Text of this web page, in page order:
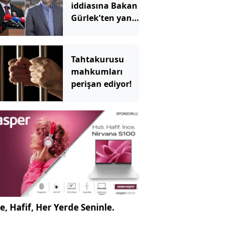
iddiasına Bakan
Gürlek'ten yanıt
Tahtakurusu
mahkumları
perişan ediyor!
Hafif, Her Yerde Seninle.